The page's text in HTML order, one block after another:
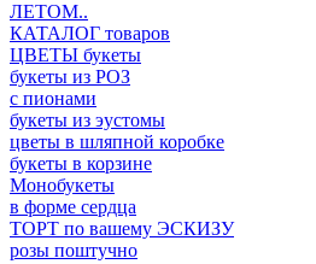
ЛЕТОМ..
КАТАЛОГ товаров
ЦВЕТЫ букеты
букеты из РОЗ
с пионами
букеты из эустомы
цветы в шляпной коробке
букеты в корзине
Монобукеты
в форме сердца
ТОРТ по вашему ЭСКИЗУ
розы поштучно